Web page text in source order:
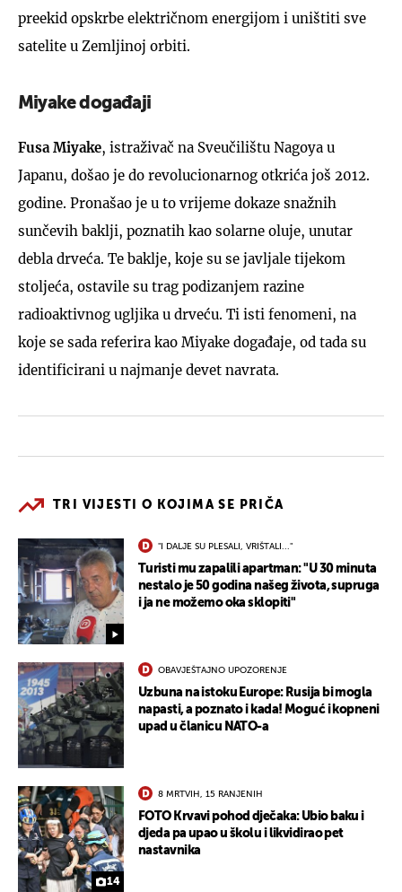
preekid opskrbe električnom energijom i uništiti sve
satelite u Zemljinoj orbiti.
Miyake događaji
Fusa Miyake, istraživač na Sveučilištu Nagoya u
Japanu, došao je do revolucionarnog otkrića još 2012.
godine. Pronašao je u to vrijeme dokaze snažnih
sunčevih baklji, poznatih kao solarne oluje, unutar
debla drveća. Te baklje, koje su se javljale tijekom
stoljeća, ostavile su trag podizanjem razine
radioaktivnog ugljika u drveću. Ti isti fenomeni, na
koje se sada referira kao Miyake događaje, od tada su
identificirani u najmanje devet navrata.
TRI VIJESTI O KOJIMA SE PRIČA
"I DALJE SU PLESALI, VRIŠTALI..."
Turisti mu zapalili apartman: "U 30 minuta
nestalo je 50 godina našeg života, supruga
i ja ne možemo oka sklopiti"
OBAVJEŠTAJNO UPOZORENJE
Uzbuna na istoku Europe: Rusija bi mogla
napasti, a poznato i kada! Moguć i kopneni
upad u članicu NATO-a
14
8 MRTVIH, 15 RANJENIH
FOTO Krvavi pohod dječaka: Ubio baku i
djeda pa upao u školu i likvidirao pet
nastavnika